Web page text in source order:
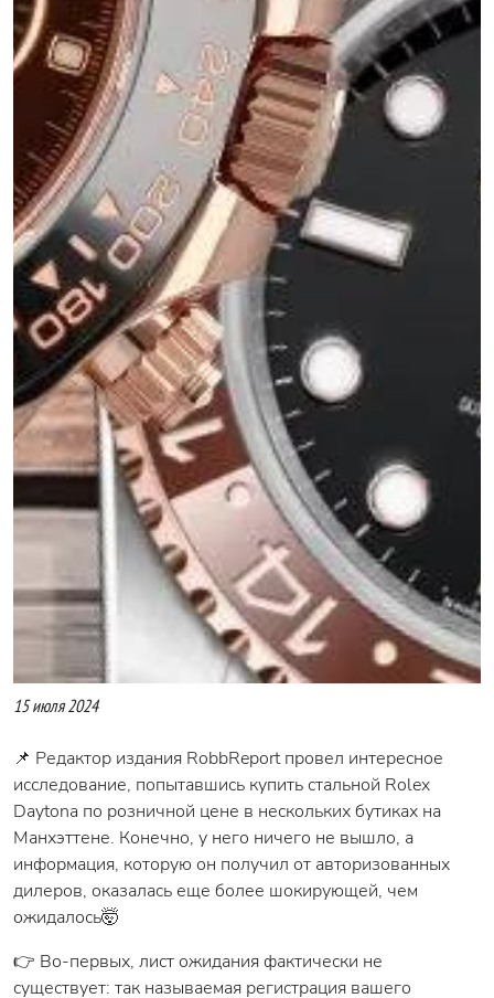
15 июля 2024
📌 Редактор издания RobbReport провел интересное
исследование, попытавшись купить стальной Rolex
Daytona по розничной цене в нескольких бутиках на
Манхэттене. Конечно, у него ничего не вышло, а
информация, которую он получил от авторизованных
дилеров, оказалась еще более шокирующей, чем
ожидалось🤯
👉 Во-первых, лист ожидания фактически не
существует: так называемая регистрация вашего